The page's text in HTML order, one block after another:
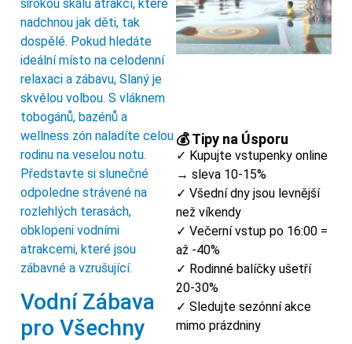
širokou škálu atrakcí, které
nadchnou jak děti, tak
dospělé. Pokud hledáte
ideální místo na celodenní
relaxaci a zábavu, Slaný je
skvělou volbou. S vláknem
tobogánů, bazénů a
wellness zón naladíte celou
rodinu na veselou notu.
Představte si slunečné
odpoledne strávené na
rozlehlých terasách,
obklopeni vodními
atrakcemi, které jsou
zábavné a vzrušující.
Vodní Zábava
pro Všechny
💰 Tipy na Úsporu
✓ Kupujte vstupenky online
→ sleva 10-15%
✓ Všední dny jsou levnější
než víkendy
✓ Večerní vstup po 16:00 =
až -40%
✓ Rodinné balíčky ušetří
20-30%
✓ Sledujte sezónní akce
mimo prázdniny